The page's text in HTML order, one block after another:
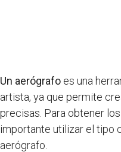
Un aerógrafo es una
artista, ya que permite
precisas. Para obtener
importante utilizar el tipo
aerógrafo.